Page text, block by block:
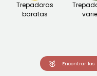
Trepadoras
baratas
Encontrar